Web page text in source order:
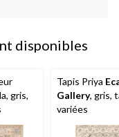
disponibles
gris,
Tapis Priya
Gallery, gris,
variées